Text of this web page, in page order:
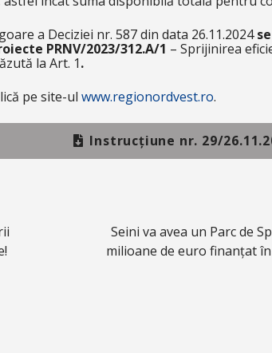
a Deciziei nr. 587 din data 26.11.2024
PRNV/2023/312.A/1 – Sprijinirea
la Art. 1.
pe site-ul www.regionordvest.ro.
Instrucțiune nr. 29/
Seini va avea un Parc de
milioane de euro finanțat